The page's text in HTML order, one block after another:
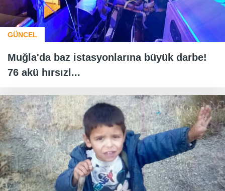
GÜNCEL
Muğla'da baz istasyonlarına büyük darbe!
76 akü hırsızl...